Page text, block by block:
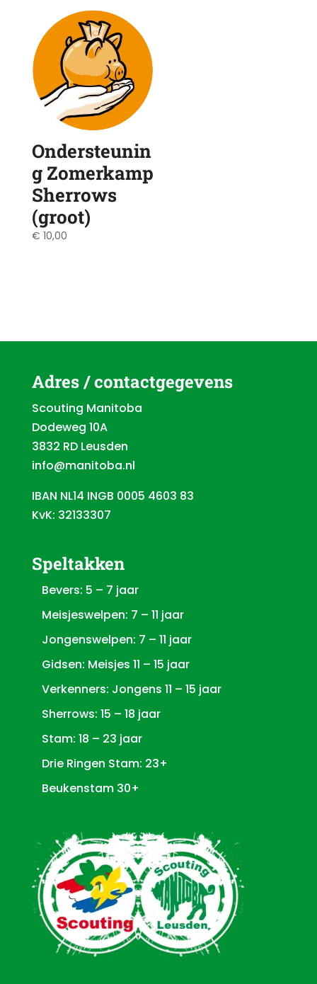
Ondersteunin
g Zomerkamp
Sherrows
(groot)
€ 10,00
Adres / contactgegevens
Scouting Manitoba
Dodeweg 10A
3832 RD Leusden
info@manitoba.nl
IBAN NL14 INGB 0005 4603 83
KvK: 32133307
Speltakken
Bevers: 5 – 7 jaar
Meisjeswelpen: 7 – 11 jaar
Jongenswelpen: 7 – 11 jaar
Gidsen: Meisjes 11 – 15 jaar
Verkenners: Jongens 11 – 15 jaar
Sherrows: 15 – 18 jaar
Stam: 18 – 23 jaar
Drie Ringen Stam: 23+
Beukenstam 30+